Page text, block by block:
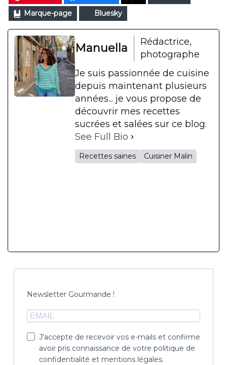
Marque-page
Bluesky
Manuella
Rédactrice,
photographe
Je suis passionnée de cuisine
depuis maintenant plusieurs
années... je vous propose de
découvrir mes recettes
sucrées et salées sur ce blog.
See Full Bio
Recettes saines Cuisiner Malin
Newsletter Gourmande !
J'accepte de recevoir vos e-mails et confirme
avoir pris connaissance de votre politique de
confidentialité et mentions légales.